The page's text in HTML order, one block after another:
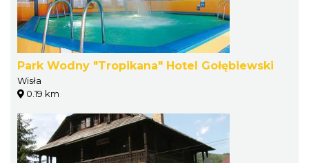
Park Wodny "Tropikana" Hotel Gołębiewski
Wisła
0.19 km